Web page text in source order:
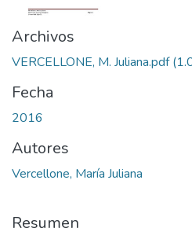
Archivos
VERCELLONE, M. Juliana.pdf
Fecha
2016
Autores
Vercellone, María Juliana
Resumen